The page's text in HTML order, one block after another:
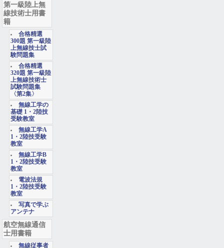
第一級陸上無
線技術士用書
籍
合格精選
300題 第一級陸
上無線技士試
験問題集
合格精選
320題 第一級陸
上無線技術士
試験問題集
〈第2集〉
無線工学の
基礎 1・2陸技
受験教室
無線工学A
1・2陸技受験
教室
無線工学B
1・2陸技受験
教室
電波法規
1・2陸技受験
教室
写真で学ぶ
アンテナ
航空無線通信
士用書籍
無線従事者